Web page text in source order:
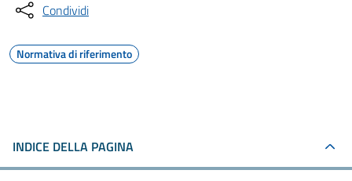
Condividi
Normativa di riferimento
INDICE DELLA PAGINA